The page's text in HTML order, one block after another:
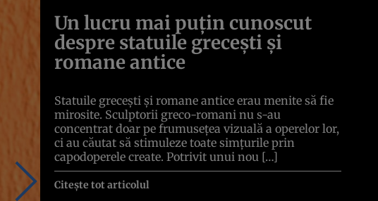
Un lucru mai puțin cunoscut
despre statuile grecești și
romane antice
Statuile grecești și romane antice erau menite să fie
mirosite. Sculptorii greco-romani nu s-au
concentrat doar pe frumusețea vizuală a operelor lor,
ci au căutat să stimuleze toate simțurile prin
capodoperele create. Potrivit unui nou […]
Citește tot articolul